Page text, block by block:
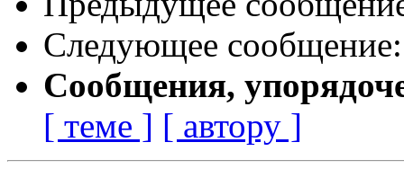
Следующее
Сообщения,
[ теме ] [ автору ]